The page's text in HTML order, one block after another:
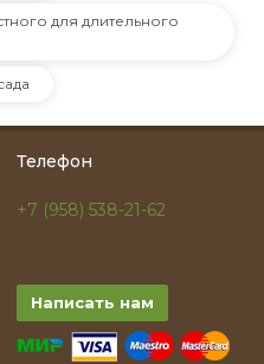
для длительного
Телефон
+7 (958) 538-21-62
Написать нам